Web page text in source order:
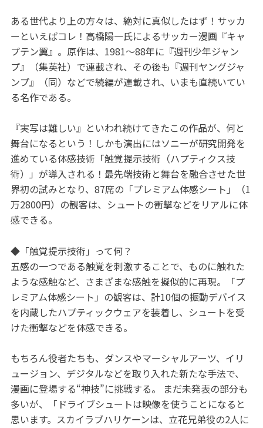
ある世代より上の方々は、絶対に真似したはず！サッカ
ーといえばコレ！高橋陽一氏によるサッカー漫画『キャ
プテン翼』。原作は、1981～88年に『週刊少年ジャン
プ』（集英社）で連載され、その後も『週刊ヤングジャ
ンプ』（同）などで続編が連載され、いまも直続いてい
る名作である。
『実写は難しい』といわれ続けてきたこの作品が、何と
舞台になるという！しかも演出にはソニーが研究開発を
進めている体感技術「触覚提示技術（ハプティクス技
術）」が導入される！最先端技術と舞台を融合させた世
界初の試みとなり、87席の「プレミアム体感シート」（1
万2800円）の観客は、シュートの衝撃などをリアルに体
感できる。
◆「触覚提示技術」って何？
五感の一つである触覚を刺激することで、ものに触れた
ような感触など、さまざまな感触を擬似的に再現。「プ
レミアム体感シート」の観客は、計10個の振動デバイス
を内蔵したハプティックウェアを装着し、シュートを受
けた衝撃などを体感できる。
もちろん役者たちも、ダンスやマーシャルアーツ、イリ
ュージョン、デジタルなどを取り入れた新たな手法で、
漫画に登場する“神技”に挑戦する。 まだ未発表の部分も
多いが、「ドライブシュートは映像を使うことになると
思います。スカイラブハリケーンは、立花兄弟役の2人に